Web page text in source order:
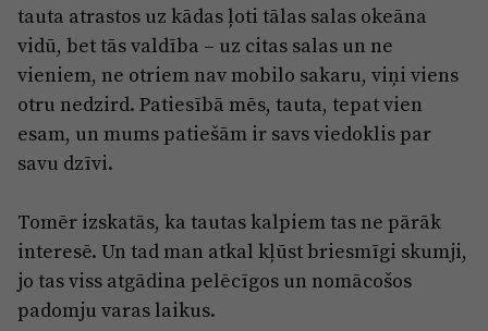
tauta atrastos uz kādas ļoti tālas salas okeāna
vidū, bet tās valdība – uz citas salas un ne
vieniem, ne otriem nav mobilo sakaru, viņi viens
otru nedzird. Patiesībā mēs, tauta, tepat vien
esam, un mums patiešām ir savs viedoklis par
savu dzīvi.
Tomēr izskatās, ka tautas kalpiem tas ne pārāk
interesē. Un tad man atkal kļūst briesmīgi skumji,
jo tas viss atgādina pelēcīgos un nomācošos
padomju varas laikus.